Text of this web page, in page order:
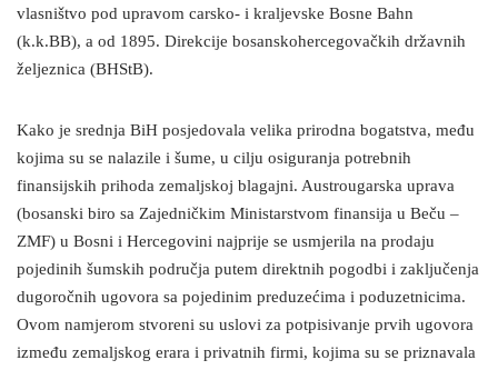
vlasništvo pod upravom carsko- i kraljevske Bosne Bahn
(k.k.BB), a od 1895. Direkcije bosanskohercegovačkih državnih
željeznica (BHStB).
Kako je srednja BiH posjedovala velika prirodna bogatstva, među
kojima su se nalazile i šume, u cilju osiguranja potrebnih
finansijskih prihoda zemaljskoj blagajni. Austrougarska uprava
(bosanski biro sa Zajedničkim Ministarstvom finansija u Beču –
ZMF) u Bosni i Hercegovini najprije se usmjerila na prodaju
pojedinih šumskih područja putem direktnih pogodbi i zaključenja
dugoročnih ugovora sa pojedinim preduzećima i poduzetnicima.
Ovom namjerom stvoreni su uslovi za potpisivanje prvih ugovora
između zemaljskog erara i privatnih firmi, kojima su se priznavala